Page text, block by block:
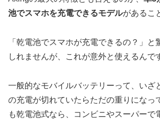
池でスマホを充電できるモデルがあるこ
「乾電池でスマホが充電できるの？」と
しれませんが、これが意外と使えるんで
一般的なモバイルバッテリーって、いざ
の充電が切れていたらただの重りになっ
も乾電池式なら、コンビニやスーパーで